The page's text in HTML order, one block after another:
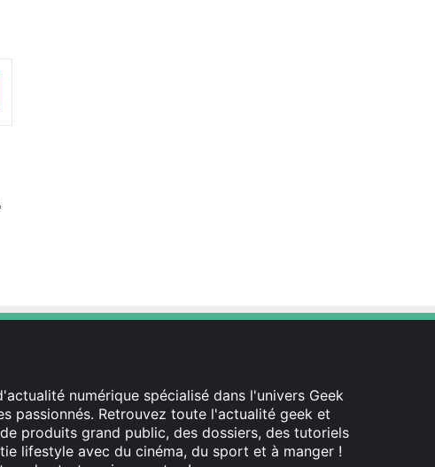
numérique spécialisé dans l'univers Geek
passionnés. Retrouvez toute l'actualité geek et
produits grand public, des dossiers, des tutoriels
lifestyle avec du cinéma, du sport et à manger !